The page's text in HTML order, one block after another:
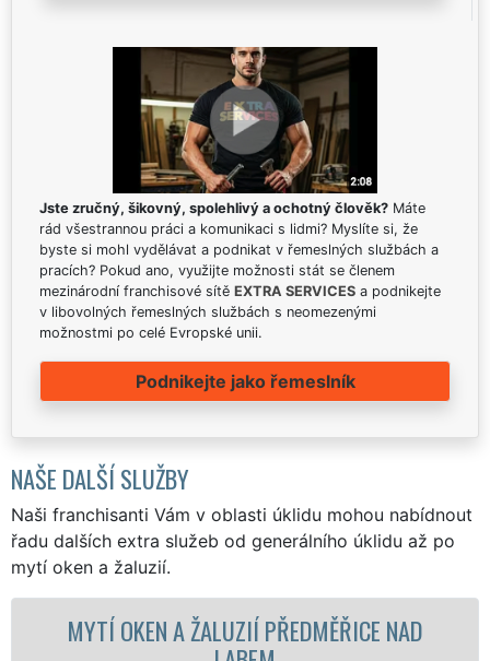
Jste zručný, šikovný, spolehlivý a ochotný člověk? Máte
rád všestrannou práci a komunikaci s lidmi? Myslíte si, že
byste si mohl vydělávat a podnikat v řemeslných službách a
pracích? Pokud ano, využijte možnosti stát se členem
mezinárodní franchisové sítě EXTRA SERVICES a podnikejte
v libovolných řemeslných službách s neomezenými
možnostmi po celé Evropské unii.
Podnikejte jako řemeslník
NAŠE DALŠÍ SLUŽBY
Naši franchisanti Vám v oblasti úklidu mohou nabídnout
řadu dalších extra služeb od generálního úklidu až po
mytí oken a žaluzií.
ŽALUZIÍ PŘEDMĚŘICE NAD MYTÍ